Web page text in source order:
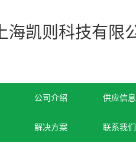
上海凯则科技有限
公司介绍 供应信息
解决方案 联系我们